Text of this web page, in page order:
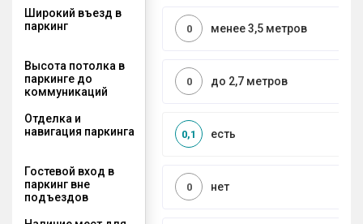
Широкий въезд в
паркинг
менее 3,5 метров
0
Высота потолка в
паркинге до
коммуникаций
до 2,7 метров
0
Отделка и
навигация паркинга
есть
0,1
Гостевой вход в
паркинг вне
подъездов
нет
0